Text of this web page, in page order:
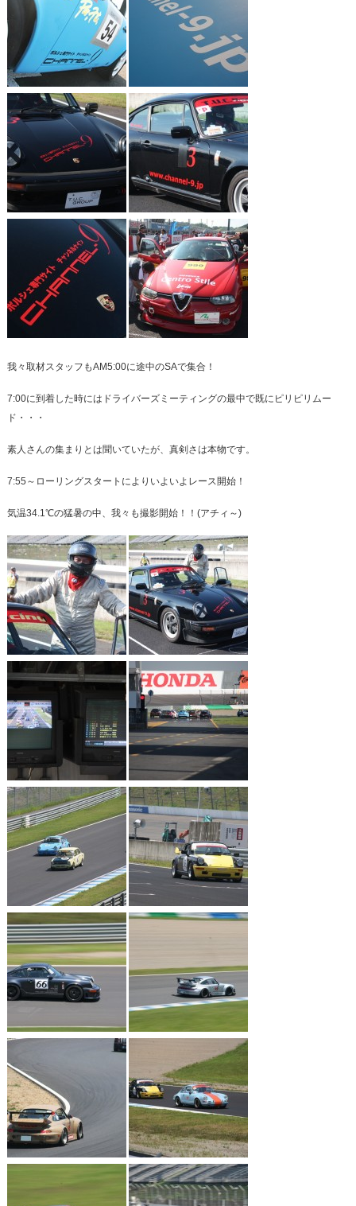
我々取材スタッフもAM5:00に途中のSAで集合！
7:00に到着した時にはドライバーズミーティングの最中で既にピリピリムー
ド・・・
素人さんの集まりとは聞いていたが、真剣さは本物です。
7:55～ローリングスタートによりいよいよレース開始！
気温34.1℃の猛暑の中、我々も撮影開始！！(アチィ～)